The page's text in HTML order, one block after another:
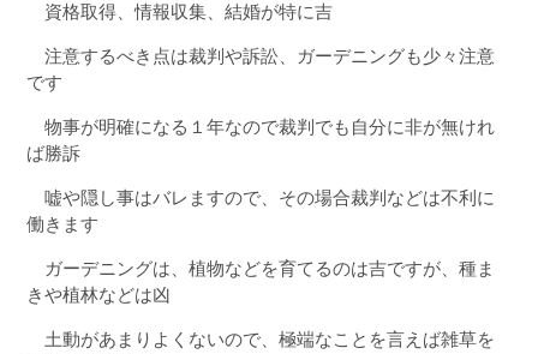
資格取得、情報収集、結婚が特に吉
注意するべき点は裁判や訴訟、ガーデニングも少々注意
です
物事が明確になる１年なので裁判でも自分に非が無けれ
ば勝訴
嘘や隠し事はバレますので、その場合裁判などは不利に
働きます
ガーデニングは、植物などを育てるのは吉ですが、種ま
きや植林などは凶
土動があまりよくないので、極端なことを言えば雑草を